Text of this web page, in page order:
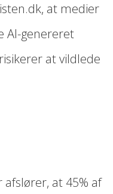
at medier
AI-genereret
at vildlede
afslører, at 45% af